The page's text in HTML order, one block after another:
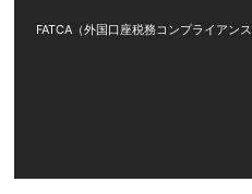
FATCA（外国口座税務コンプライアンス